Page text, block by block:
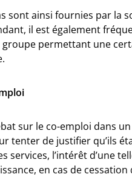
sont ainsi fournies par la
il est également
permettant une
sur le co-emploi dans
tenter de justifier qu’ils
services, l’intérêt d’une
en cas de